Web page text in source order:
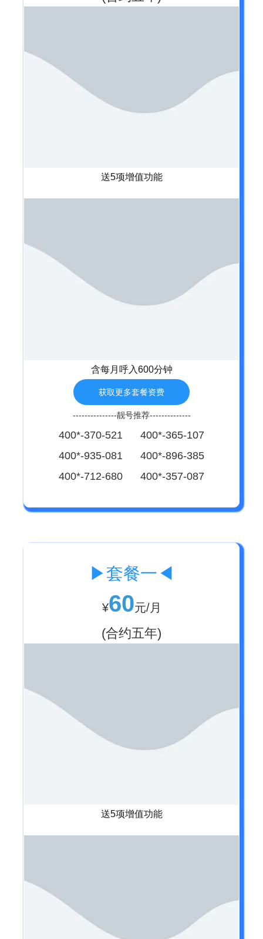
送5项增值功能
含每月呼入600分钟
获取更多套餐资费
---------------靓号推荐--------------
400*-370-521 400*-365-107
400*-935-081 400*-896-385
400*-712-680 400*-357-087
▶套餐一◀
¥60元/月
(合约五年)
送5项增值功能